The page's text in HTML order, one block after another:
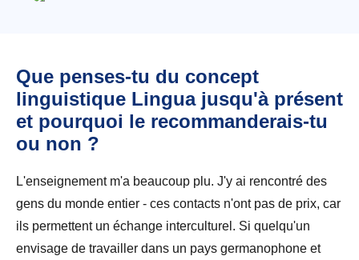
Que penses-tu du concept
linguistique Lingua jusqu'à présent
et pourquoi le recommanderais-tu
ou non ?
L'enseignement m'a beaucoup plu. J'y ai rencontré des
gens du monde entier - ces contacts n'ont pas de prix, car
ils permettent un échange interculturel. Si quelqu'un
envisage de travailler dans un pays germanophone et